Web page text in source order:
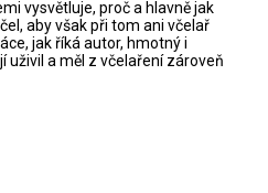
vysvětluje, proč a hlavně jak
aby však při tom ani včelař
jak říká autor, hmotný i
uživil a měl z včelaření zároveň